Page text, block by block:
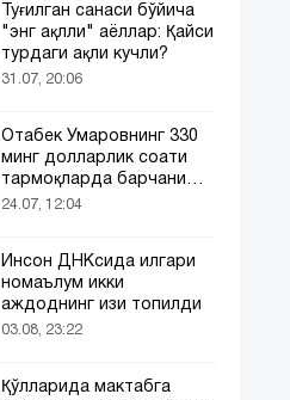
Туғилган санаси бўйича
"энг ақлли" аёллар: Қайси
турдаги ақли кучли?
31.07, 20:06
Отабек Умаровнинг 330
минг долларлик соати
тармоқларда барчани
эътиборини тортди!
24.07, 12:04
Инсон ДНКсида илгари
номаълум икки
аждоднинг изи топилди
03.08, 23:22
Қўлларида мактабга